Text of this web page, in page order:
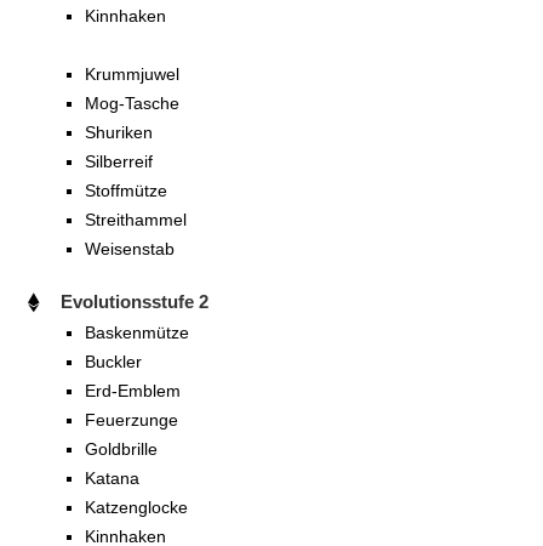
Kinnhaken
Krummjuwel
Mog-Tasche
Shuriken
Silberreif
Stoffmütze
Streithammel
Weisenstab
Evolutionsstufe 2
Baskenmütze
Buckler
Erd-Emblem
Feuerzunge
Goldbrille
Katana
Katzenglocke
Kinnhaken